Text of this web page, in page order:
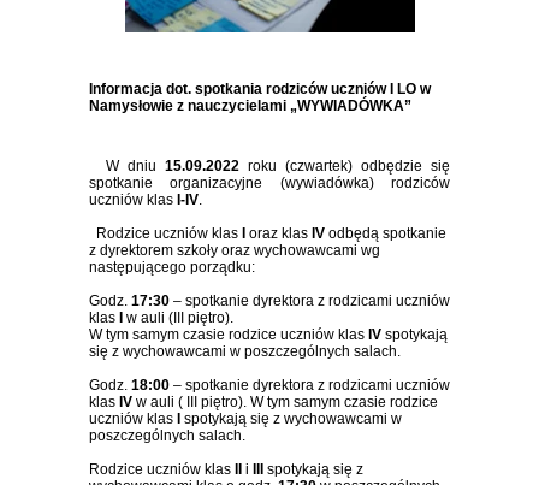
Informacja dot. spotkania rodziców uczniów I LO w
Namysłowie z nauczycielami „WYWIADÓWKA”
W dniu 15.09.2022 roku (czwartek) odbędzie się
spotkanie organizacyjne (wywiadówka) rodziców
uczniów klas I-IV.
Rodzice uczniów klas
oraz klas IV odbędą spotkanie
z dyrektorem szkoły oraz wychowawcami wg
następującego porządku:
Godz. 17:30 – spotkanie dyrektora z rodzicami uczniów
klas
w auli (III piętro).
W tym samym czasie rodzice uczniów klas IV spotykają
się z wychowawcami w poszczególnych salach.
Godz. 18:00 – spotkanie dyrektora z rodzicami uczniów
klas IV w auli ( III piętro). W tym samym czasie rodzice
uczniów klas
spotykają się z wychowawcami w
poszczególnych salach.
Rodzice uczniów klas
i
spotykają się z